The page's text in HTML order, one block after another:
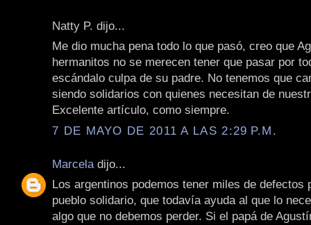
Natty P. dijo...
Me dio mucha pena todo lo que pasó, creo que
hermanitos no se merecen tener que pasar por
escándalo culpa de su padre. No tenemos que
siendo solidarios con quienes necesitan de
Excelente artículo, como siempre.
7 DE MAYO DE 2011 A LAS 2:29 P.M.
Marcela dijo...
Los argentinos podemos tener miles de defectos
pueblo solidario, que todavía ayuda al que lo
algo que no debemos perder. Si el papá de